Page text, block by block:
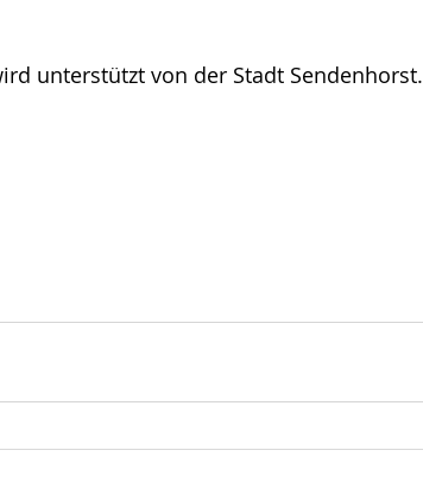
unterstützt von der Stadt Sendenhorst.